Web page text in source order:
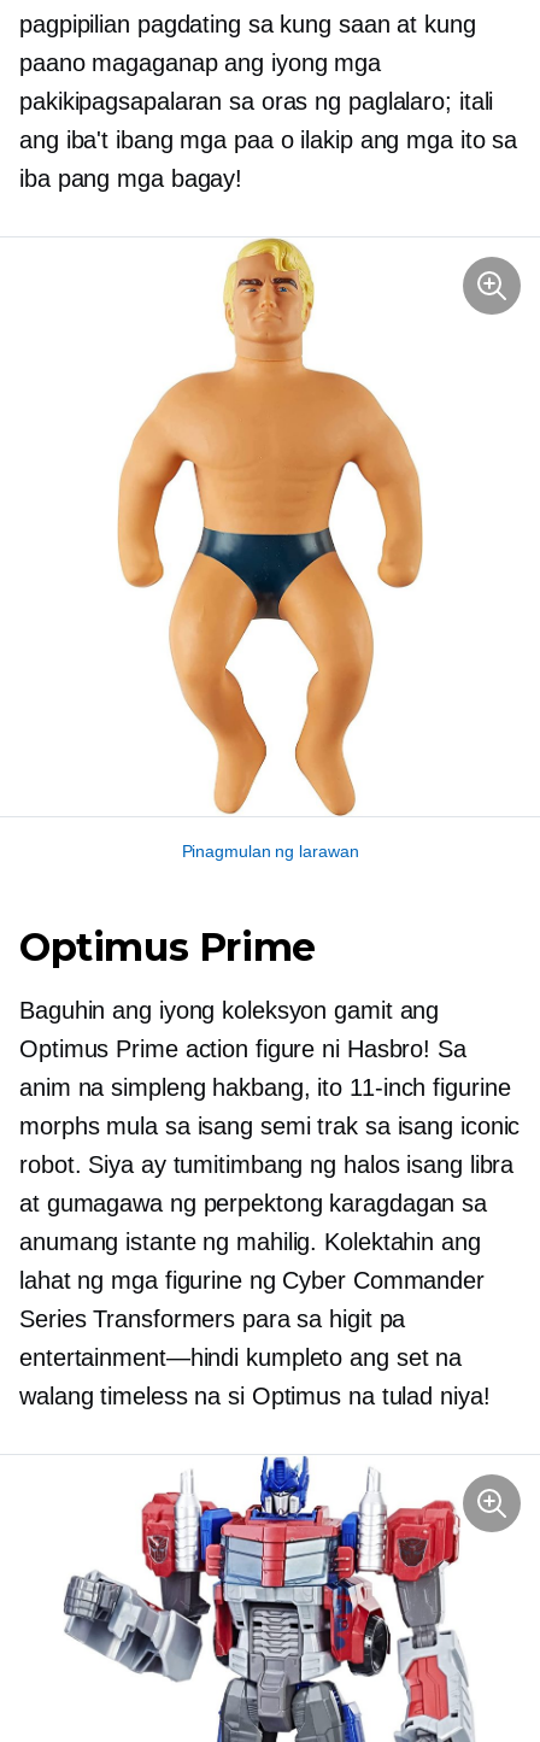
pagpipilian pagdating sa kung saan at kung
paano magaganap ang iyong mga
pakikipagsapalaran sa oras ng paglalaro; itali
ang iba't ibang mga paa o ilakip ang mga ito sa
iba pang mga bagay!
Pinagmulan ng larawan
Optimus Prime
Baguhin ang iyong koleksyon gamit ang
Optimus Prime action figure ni Hasbro! Sa
anim na simpleng hakbang, ito 11-inch figurine
morphs mula sa isang semi trak sa isang iconic
robot. Siya ay tumitimbang ng halos isang libra
at gumagawa ng perpektong karagdagan sa
anumang istante ng mahilig. Kolektahin ang
lahat ng mga figurine ng Cyber ​​Commander
Series Transformers para sa higit pa
entertainment—hindi kumpleto ang set na
walang timeless na si Optimus na tulad niya!